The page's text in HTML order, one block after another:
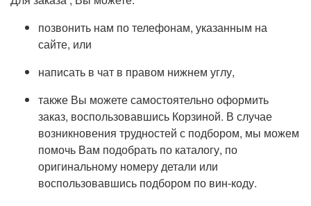
позвонить нам по телефонам, указанным на
сайте, или
написать в чат в правом нижнем углу,
также Вы можете самостоятельно оформить
заказ, воспользовавшись Корзиной. В случае
возникновения трудностей с подбором, мы можем
помочь Вам подобрать по каталогу, по
оригинальному номеру детали или
воспользовавшись подбором по вин-коду.